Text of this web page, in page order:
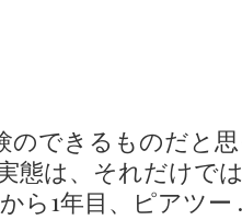
のできるものだと思
態は、それだけでは
ら1年目、ピアツー